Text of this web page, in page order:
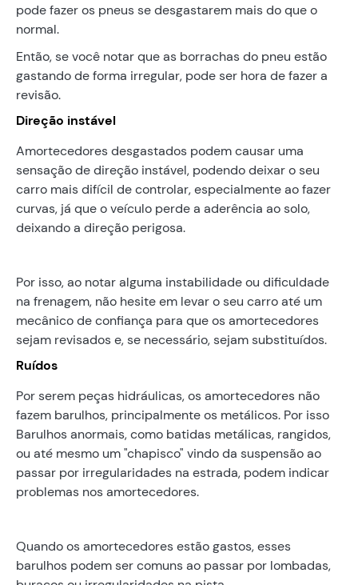
pode fazer os pneus se desgastarem mais do que o
normal.
Então, se você notar que as borrachas do pneu estão
gastando de forma irregular, pode ser hora de fazer a
revisão.
Direção instável
Amortecedores desgastados podem causar uma
sensação de direção instável, podendo deixar o seu
carro mais difícil de controlar, especialmente ao fazer
curvas, já que o veículo perde a aderência ao solo,
deixando a direção perigosa.
Por isso, ao notar alguma instabilidade ou dificuldade
na frenagem, não hesite em levar o seu carro até um
mecânico de confiança para que os amortecedores
sejam revisados e, se necessário, sejam substituídos.
Ruídos
Por serem peças hidráulicas, os amortecedores não
fazem barulhos, principalmente os metálicos. Por isso
Barulhos anormais, como batidas metálicas, rangidos,
ou até mesmo um "chapisco" vindo da suspensão ao
passar por irregularidades na estrada, podem indicar
problemas nos amortecedores.
Quando os amortecedores estão gastos, esses
barulhos podem ser comuns ao passar por lombadas,